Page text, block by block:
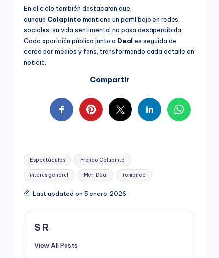
En el ciclo también destacaron que,
aunque Colapinto mantiene un perfil bajo en redes
sociales, su vida sentimental no pasa desapercibida.
Cada aparición pública junto a Deal es seguida de
cerca por medios y fans, transformando cada detalle en
noticia.
Compartir
Tags:
Espectáculos Franco Colapinto
interés general Meri Deal romance
Last updated on 5 enero, 2026
S R
View All Posts